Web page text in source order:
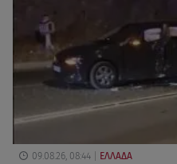
09.08.26, 08:44 ΕΛΛΑΔΑ